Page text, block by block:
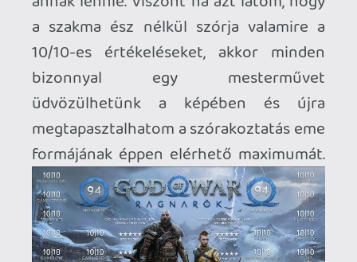
Attól tartok ez nem lehetséges, annyira
gyökeresen más életet élünk, amivel
leszámítva persze, hogy panaszkodom a
játékidőm mennyisége miatt...de abban
azért egyezzünk meg, hogy amikor nincs
az embernek elég ideje videojátékokra, az
egy elég tipikus first world problem. Az ő
életére sem vágyom, csak akkor lennék
hajlandó két heti "munkát" beletenni egy 6-
7 pontos Gotham Knights platinázásába,
ha fizetnének érte! 😃
Invisible 2022.11.18 12:19:59
p34c3 2022.11.18 14:38:58 #1xud5